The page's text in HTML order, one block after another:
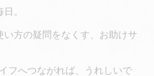
。
い方の疑問をなくす、お助けサ
フへつながれば、うれしいで